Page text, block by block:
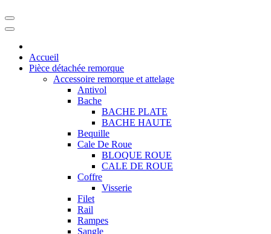
Accueil
Pièce détachée remorque
Accessoire remorque et attelage
Antivol
Bache
BACHE PLATE
BACHE HAUTE
Bequille
Cale De Roue
BLOQUE ROUE
CALE DE ROUE
Coffre
Visserie
Filet
Rail
Rampes
Sangle